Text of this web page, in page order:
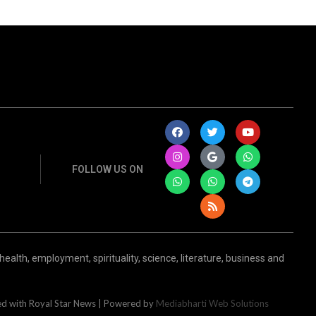
FOLLOW US ON
employment, spirituality, science, literature, business and
with Royal Star News | Powered by Mediabharti Web Solutions